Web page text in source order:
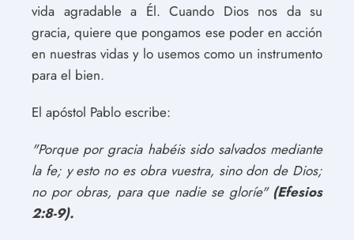
vida agradable a Él. Cuando Dios nos da su
gracia, quiere que pongamos ese poder en acción
en nuestras vidas y lo usemos como un instrumento
para el bien.
El apóstol Pablo escribe:
"Porque por gracia habéis sido salvados mediante
la fe; y esto no es obra vuestra, sino don de Dios;
no por obras, para que nadie se gloríe" (Efesios
2:8-9).